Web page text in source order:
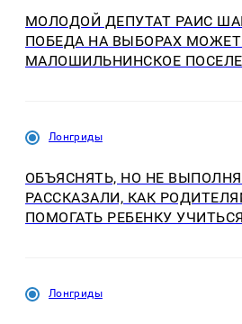
МОЛОДОЙ ДЕПУТАТ РАИС
ПОБЕДА НА ВЫБОРАХ
МАЛОШИЛЬНИНСКОЕ
Лонгриды
ОБЪЯСНЯТЬ, НО НЕ
РАССКАЗАЛИ, КАК
ПОМОГАТЬ РЕБЕНКУ УЧИТЬСЯ
Лонгриды